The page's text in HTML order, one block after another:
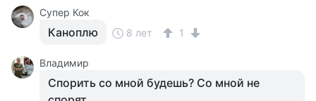
Супер Кок
Каноплю 8 лет 1
Владимир
Спорить со мной будешь? Со мной не